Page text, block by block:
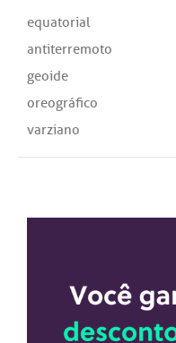
equatorial
antiterremoto
geoide
oreográfico
varziano